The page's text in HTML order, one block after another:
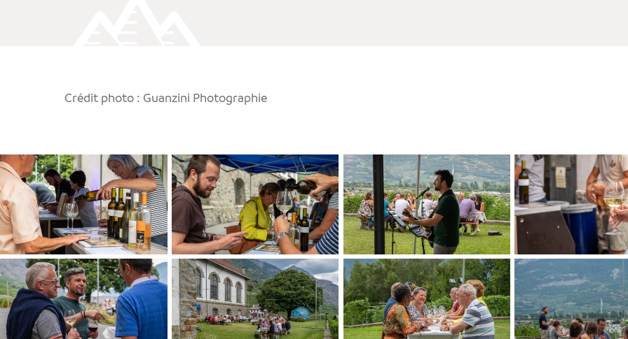
Crédit photo : Guanzini Photographie